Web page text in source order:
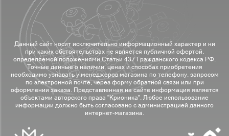
Данный сайт носит исключительно информационный характер и ни
при каких обстоятельствах не является публичной офертой,
определяемой положениями Статьи 437 Гражданского кодекса РФ.
Точные данные о наличии, ценах и способах приобретения
необходимо узнавать у менеджеров магазина по телефону, запросом
по электронной почте, через форму обратной связи или при
оформлении заказа. Представленная на сайте информация является
объектами авторского права "Крионика". Любое использование
информации должно быть согласовано с администрацией данного
интернет-магазина.